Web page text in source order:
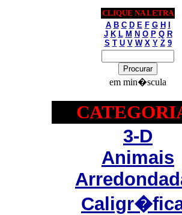
CLIQUE NA LETRA
A B C D E F G H
J K L M N O P Q R
S T U V W X Y Z 9
em min�scula
3-D
Animais